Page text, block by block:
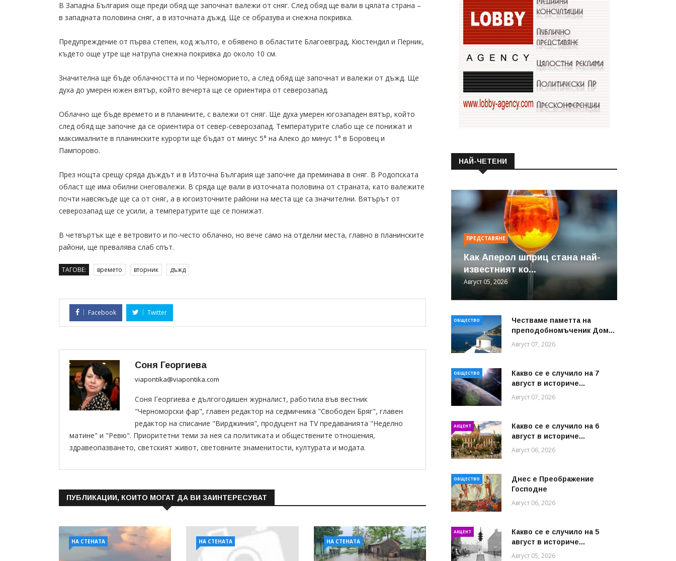
В Западна България още преди обяд ще започнат валежи от сняг. След обяд ще вали в цялата страна –
в западната половина сняг, а в източната дъжд. Ще се образува и снежна покривка.
Предупреждение от първа степен, код жълто, е обявено в областите Благоевград, Кюстендил и Перник,
където още утре ще натрупа снежна покривка до около 10 см.
Значителна ще бъде облачността и по Черноморието, а след обяд ще започнат и валежи от дъжд. Ще
духа до умерен южен вятър, който вечерта ще се ориентира от северозапад.
Облачно ще бъде времето и в планините, с валежи от сняг. Ще духа умерен югозападен вятър, който
след обяд ще започне да се ориентира от север-северозапад. Температурите слабо ще се понижат и
максималните в планинските курорти ще бъдат от минус 5° на Алеко до минус 1° в Боровец и
Пампорово.
През нощта срещу сряда дъждът и в Източна България ще започне да преминава в сняг. В Родопската
област ще има обилни снеговалежи. В сряда ще вали в източната половина от страната, като валежите
почти навсякъде ще са от сняг, а в югоизточните райони на места ще са значителни. Вятърът от
северозапад ще се усили, а температурите ще се понижат.
В четвъртък ще е ветровито и по-често облачно, но вече само на отделни места, главно в планинските
райони, ще превалява слаб спът.
ТАГОВЕ: времето вторник дъжд
Facebook Twitter
Соня Георгиева
viapontika@viapontika.com
Соня Георгиева е дългогодишен журналист, работила във вестник
"Черноморски фар", главен редактор на седмичника "Свободен Бряг", главен
редактор на списание "Вирджиния", продуцент на TV предаванията "Неделно
матине" и "Ревю". Приоритетни теми за нея са политиката и обществените отношения,
здравеопазването, светският живот, световните знаменитости, културата и модата.
ПУБЛИКАЦИИ, КОИТО МОГАТ ДА ВИ ЗАИНТЕРЕСУВАТ
НА СТЕНАТА НА СТЕНАТА НА СТЕНАТА
НАЙ-ЧЕТЕНИ
ПРЕДСТАВЯНЕ
Как Аперол шприц стана най-
известният ко...
Август 05, 2026
ОБЩЕСТВО
Честваме паметта на
преподобномъченик Дом...
Август 07, 2026
ОБЩЕСТВО
Какво се е случило на 7
август в историче...
Август 07, 2026
АКЦЕНТ
Какво се е случило на 6
август в историче...
Август 06, 2026
ОБЩЕСТВО
Днес е Преображение
Господне
Август 06, 2026
АКЦЕНТ
Какво се е случило на 5
август в историче...
Август 05, 2026